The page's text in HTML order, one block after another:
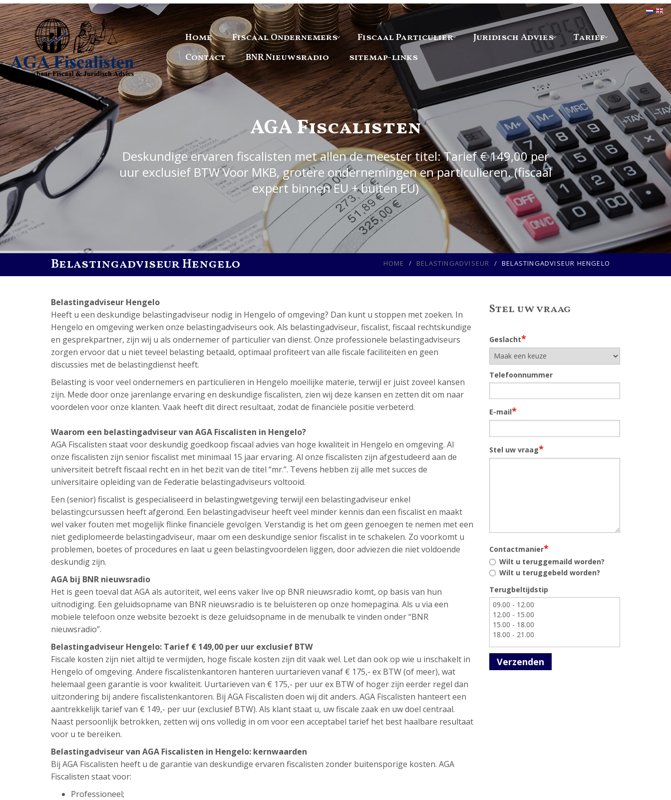
Home Fiscaal Ondernemers Fiscaal Particulier Juridisch Advies
Tarief
Contact
BNR Nieuwsradio sitemap-links
AGA Fiscalisten
Deskundige ervaren fiscalisten met allen de meester titel: Tarief € 149,00 per
uur exclusief BTW Voor MKB, grotere ondernemingen en particulieren. (fiscaal
expert binnen EU + buiten EU)
Belastingadviseur Hengelo HOME BELASTINGADVISEUR BELASTINGADVISEUR HENGELO
Belastingadviseur Hengelo
Heeft u een deskundige belastingadviseur nodig in Hengelo of omgeving? Dan kunt u stoppen met zoeken. In
Hengelo en omgeving werken onze belastingadviseurs ook. Als belastingadviseur, fiscalist, fiscaal rechtskundige
en gesprekpartner, zijn wij u als ondernemer of particulier van dienst. Onze professionele belastingadviseurs
zorgen ervoor dat u niet teveel belasting betaald, optimaal profiteert van alle fiscale faciliteiten en geen
discussies met de belastingdienst heeft.
Belasting is voor veel ondernemers en particulieren in Hengelo moeilijke materie, terwijl er juist zoveel kansen
zijn. Mede door onze jarenlange ervaring en deskundige fiscalisten, zien wij deze kansen en zetten dit om naar
voordelen voor onze klanten. Vaak heeft dit direct resultaat, zodat de financiële positie verbeterd.
Waarom een belastingadviseur van AGA Fiscalisten in Hengelo?
AGA Fiscalisten staat voor deskundig goedkoop fiscaal advies van hoge kwaliteit in Hengelo en omgeving. Al
onze fiscalisten zijn senior fiscalist met minimaal 15 jaar ervaring. Al onze fiscalisten zijn afgestudeerd aan de
universiteit betreft fiscaal recht en in het bezit van de titel “mr.”. Tevens hebben zij alle met succes de
universitaire opleiding van de Federatie belastingadviseurs voltooid.
Een (senior) fiscalist is gespecialiseerd in belastingwetgeving terwijl een belastingadviseur enkel
belastingcursussen heeft afgerond. Een belastingadviseur heeft veel minder kennis dan een fiscalist en maakt
wel vaker fouten met mogelijk flinke financiële gevolgen. Verstandig is het om geen genoegen te nemen met een
niet gediplomeerde belastingadviseur, maar om een deskundige senior fiscalist in te schakelen. Zo voorkomt u
problemen, boetes of procedures en laat u geen belastingvoordelen liggen, door adviezen die niet voldoende
deskundig zijn.
AGA bij BNR nieuwsradio
Het is geen toeval dat AGA als autoriteit, wel eens vaker live op BNR nieuwsradio komt, op basis van hun
uitnodiging. Een geluidsopname van BNR nieuwsradio is te beluisteren op onze homepagina. Als u via een
mobiele telefoon onze website bezoekt is deze geluidsopname in de menubalk te vinden onder “BNR
nieuwsradio”.
Belastingadviseur Hengelo: Tarief € 149,00 per uur exclusief BTW
Fiscale kosten zijn niet altijd te vermijden, hoge fiscale kosten zijn dit vaak wel. Let dan ook op wie u inschakelt in
Hengelo of omgeving. Andere fiscalistenkantoren hanteren uurtarieven vanaf € 175,- ex BTW (of meer), wat
helemaal geen garantie is voor kwaliteit. Uurtarieven van € 175,- per uur ex BTW of hoger zijn eerder regel dan
uitzondering bij andere fiscalistenkantoren. Bij AGA Fiscalisten doen wij dit anders. AGA Fiscalisten hanteert een
aantrekkelijk tarief van € 149,- per uur (exclusief BTW). Als klant staat u, uw fiscale zaak en uw doel centraal.
Naast persoonlijk betrokken, zetten wij ons volledig in om voor een acceptabel tarief het best haalbare resultaat
voor u te bereiken.
Belastingadviseur van AGA Fiscalisten in Hengelo: kernwaarden
Bij AGA Fiscalisten heeft u de garantie van deskundige ervaren fiscalisten zonder buitensporige kosten. AGA
Fiscalisten staat voor:
Professioneel;
Stel uw vraag
Geslacht*
Telefoonnummer
E-mail*
Stel uw vraag*
Contactmanier*
Wilt u teruggemaild worden?
Wilt u teruggebeld worden?
Terugbeltijdstip
Verzenden